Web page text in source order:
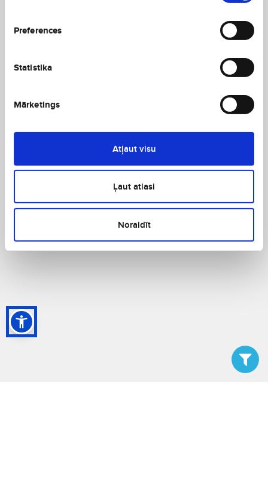
Preferences
Statistika
Mārketings
Atļaut visu
Ļaut atlasi
Noraidīt